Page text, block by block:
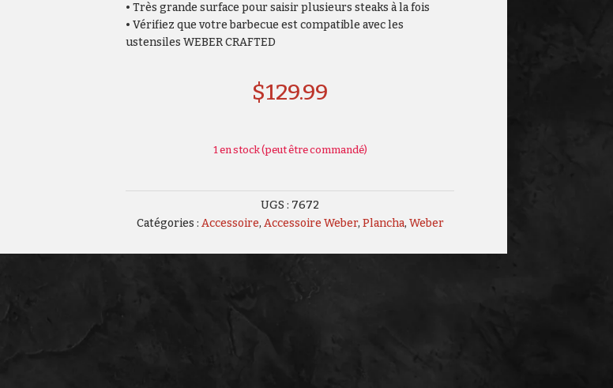
• Très grande surface pour saisir plusieurs steaks à la fois
• Vérifiez que votre barbecue est compatible avec les
ustensiles WEBER CRAFTED
$129.99
1 en stock (peut être commandé)
UGS : 7672
Catégories : Accessoire, Accessoire Weber, Plancha, Weber